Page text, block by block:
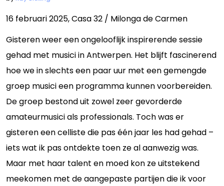
Bandowinkel
16 februari 2025, Casa 32 / Milonga de Carmen
Gisteren weer een ongelooflijk inspirerende sessie
gehad met musici in Antwerpen. Het blijft fascinerend
hoe we in slechts een paar uur met een gemengde
groep musici een programma kunnen voorbereiden.
De groep bestond uit zowel zeer gevorderde
amateurmusici als professionals. Toch was er
gisteren een celliste die pas één jaar les had gehad –
iets wat ik pas ontdekte toen ze al aanwezig was.
Maar met haar talent en moed kon ze uitstekend
meekomen met de aangepaste partijen die ik voor